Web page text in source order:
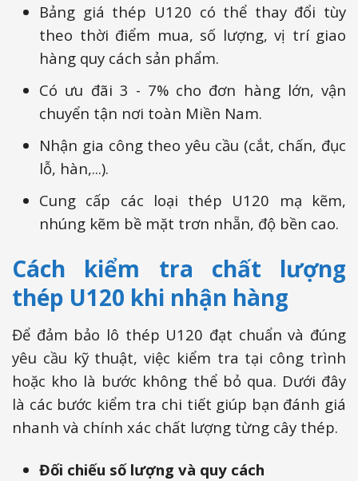
Bảng giá thép U120 có thể thay đổi tùy
theo thời điểm mua, số lượng, vị trí giao
hàng quy cách sản phẩm.
Có ưu đãi 3 - 7% cho đơn hàng lớn, vận
chuyển tận nơi toàn Miền Nam.
Nhận gia công theo yêu cầu (cắt, chấn, đục
lỗ, hàn,...).
Cung cấp các loại thép U120 mạ kẽm,
nhúng kẽm bề mặt trơn nhẵn, độ bền cao.
Cách kiểm tra chất lượng
thép U120 khi nhận hàng
Để đảm bảo lô thép U120 đạt chuẩn và đúng
yêu cầu kỹ thuật, việc kiểm tra tại công trình
hoặc kho là bước không thể bỏ qua. Dưới đây
là các bước kiểm tra chi tiết giúp bạn đánh giá
nhanh và chính xác chất lượng từng cây thép.
Đối chiếu số lượng và quy cách